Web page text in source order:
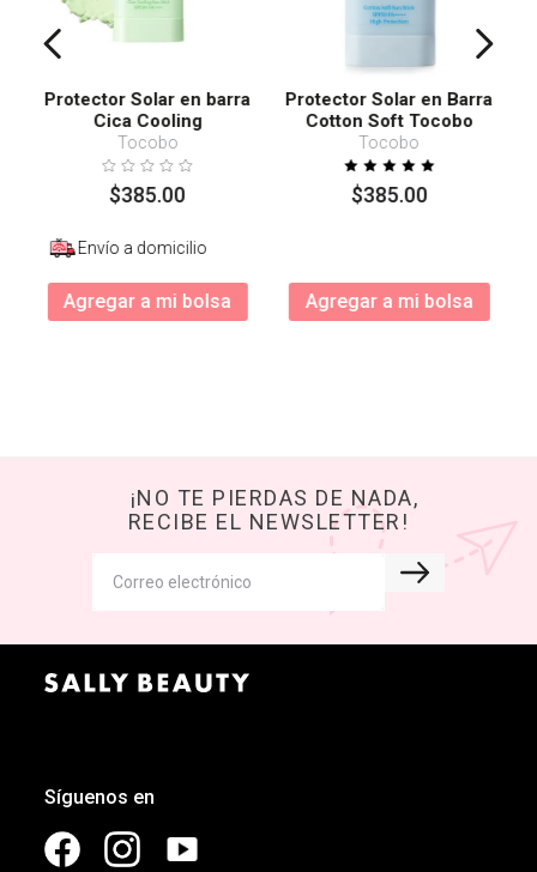
Protector Solar en barra
Cica Cooling
Tocobo
$385.00
Envío a domicilio
Agregar a mi bolsa
Protector Solar en Barra
Cotton Soft Tocobo
SPF50+ PA++++
Tocobo
$385.00
Agregar a mi bolsa
¡NO TE PIERDAS DE NADA,
RECIBE EL NEWSLETTER!
Síguenos en